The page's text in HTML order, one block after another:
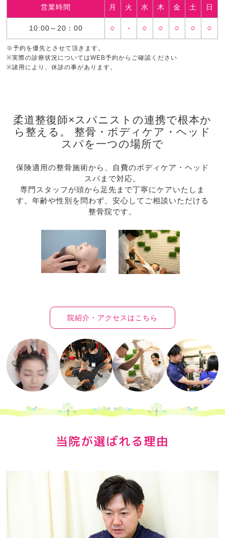
営業時間 月 火 水 木 金 土 日
10:00～20：00 ○ - ○ ○ ○ ○ ○
※予約を優先とさせて頂きます。
※実際の診療状況についてはWEB予約からご確認ください
※諸用により、休診の事があります。
柔道整復師×スパニストの連携で根本か
ら整える。 整骨・ボディケア・ヘッド
スパを一つの場所で
保険適用の整骨施術から、自費のボディケア・ヘッド
スパまで対応。
専門スタッフが頭から足先まで丁寧にケアいたしま
す。年齢や性別を問わず、安心してご相談いただける
整骨院です。
院紹介・アクセスはこちら
当院が選ばれる理由